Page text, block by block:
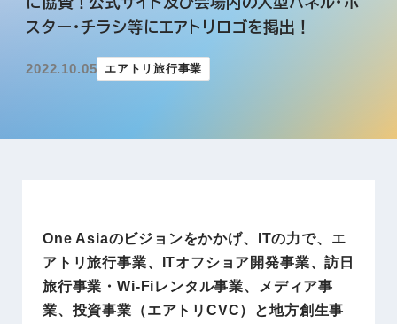
スター・チラシ等にエアトリロゴを掲出！
2022.10.05 エアトリ旅行事業
One Asiaのビジョンをかかげ、ITの力で、エ
アトリ旅行事業、ITオフショア開発事業、訪日
旅行事業・Wi-Fiレンタル事業、メディア事
業、投資事業（エアトリCVC）と地方創生事